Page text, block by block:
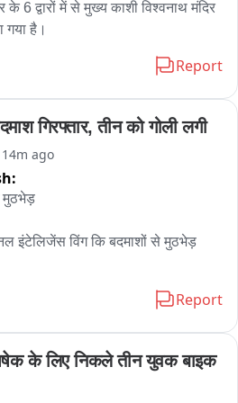
6 द्वारों में से मुख्य काशी विश्वनाथ मंदिर
गया है।
Report
गिरफ्तार, तीन को गोली लगी
14m ago
मुठभेड़
इंटेलिजेंस विंग कि बदमाशों से मुठभेड़
ने पुलिस पर की फायरिंग
बदमाशों को लगी गोली
Report
के लिए निकले तीन युवक बाइक